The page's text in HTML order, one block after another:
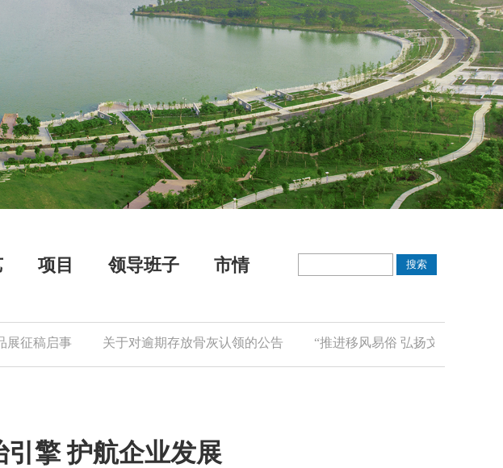
项目 领导班子 市情
稿启事 关于对逾期存放骨灰认领的公告 “推进移风易俗 弘扬文明新风”倡议书
擎 护航企业发展